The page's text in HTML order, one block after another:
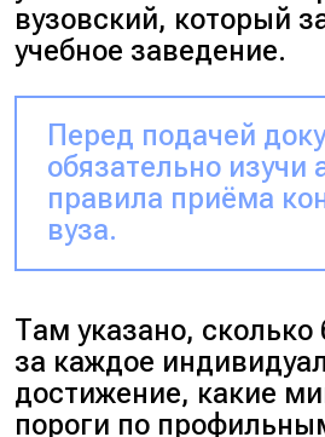
вузовский, который
учебное заведение.
Перед подачей
обязательно изучи
правила приёма
вуза.
Там указано,
за каждое
достижение, какие
пороги по